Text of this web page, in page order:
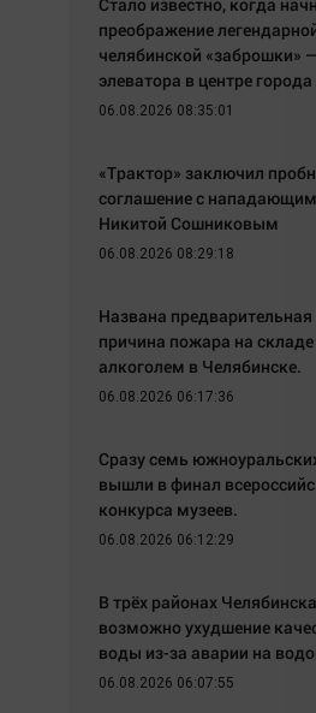
преображение
челябинской «заброшки» —
элеватора в центре города
06.08.2026 08:35:01
«Трактор» заключил
соглашение с нападающим
Никитой Сошниковым
06.08.2026 08:29:18
Названа предварительная
причина пожара на складе
алкоголем в Челябинске.
06.08.2026 06:17:36
Сразу семь
вышли в финал
конкурса музеев.
06.08.2026 06:12:29
В трёх районах Челябинска
возможно ухудшение
воды из-за аварии на
06.08.2026 06:07:55